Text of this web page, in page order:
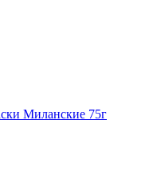
Миланские 75г